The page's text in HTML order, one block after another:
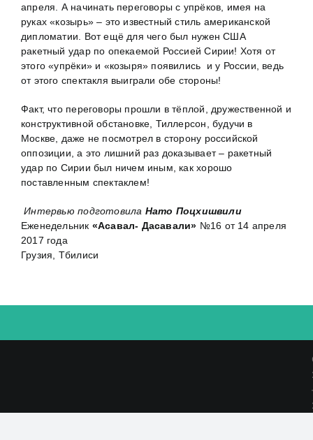
апреля. А начинать переговоры с упрёков, имея на
руках «козырь» – это известный стиль американской
дипломатии. Вот ещё для чего был нужен США
ракетный удар по опекаемой Россией Сирии! Хотя от
этого «упрёки» и «козыря» появились и у России, ведь
от этого спектакля выиграли обе стороны!
Факт, что переговоры прошли в тёплой, дружественной и
конструктивной обстановке, Тиллерсон, будучи в
Москве, даже не посмотрел в сторону российской
оппозиции, а это лишний раз доказывает – ракетный
удар по Сирии был ничем иным, как хорошо
поставленным спектаклем!
Интервью подготовила Нато Поцхишвили
Еженедельник «Асавал- Дасавали» №16 от 14 апреля
2017 года
Грузия, Тбилиси